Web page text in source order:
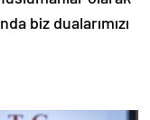
biz dualarımızı